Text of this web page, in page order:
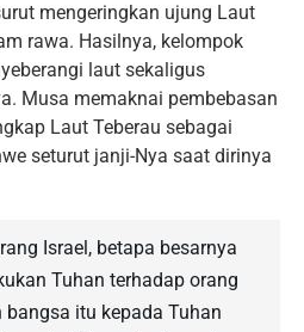
mengeringkan ujung Laut
rawa. Hasilnya, kelompok
laut sekaligus
Musa memaknai pembebasan
Laut Teberau sebagai
seturut janji-Nya saat dirinya
Israel, betapa besarnya
Tuhan terhadap orang
itu kepada Tuhan